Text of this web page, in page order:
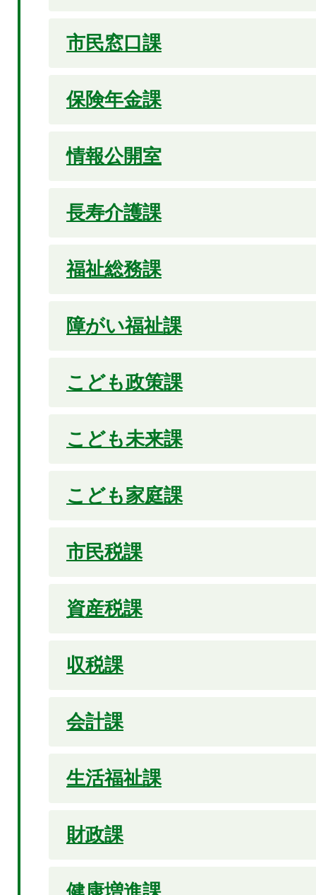
市民窓口課
保険年金課
情報公開室
長寿介護課
福祉総務課
障がい福祉課
こども政策課
こども未来課
こども家庭課
市民税課
資産税課
収税課
会計課
生活福祉課
財政課